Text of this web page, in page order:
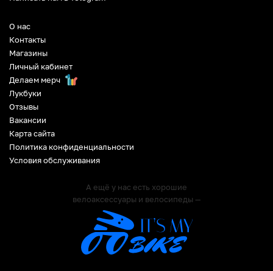
О нас
Контакты
Магазины
Личный кабинет
Делаем мерч
Лукбуки
Отзывы
Вакансии
Карта сайта
Политика конфиденциальности
Условия обслуживания
А ещё у нас есть хорошие
велоаксессуары и велосипеды —